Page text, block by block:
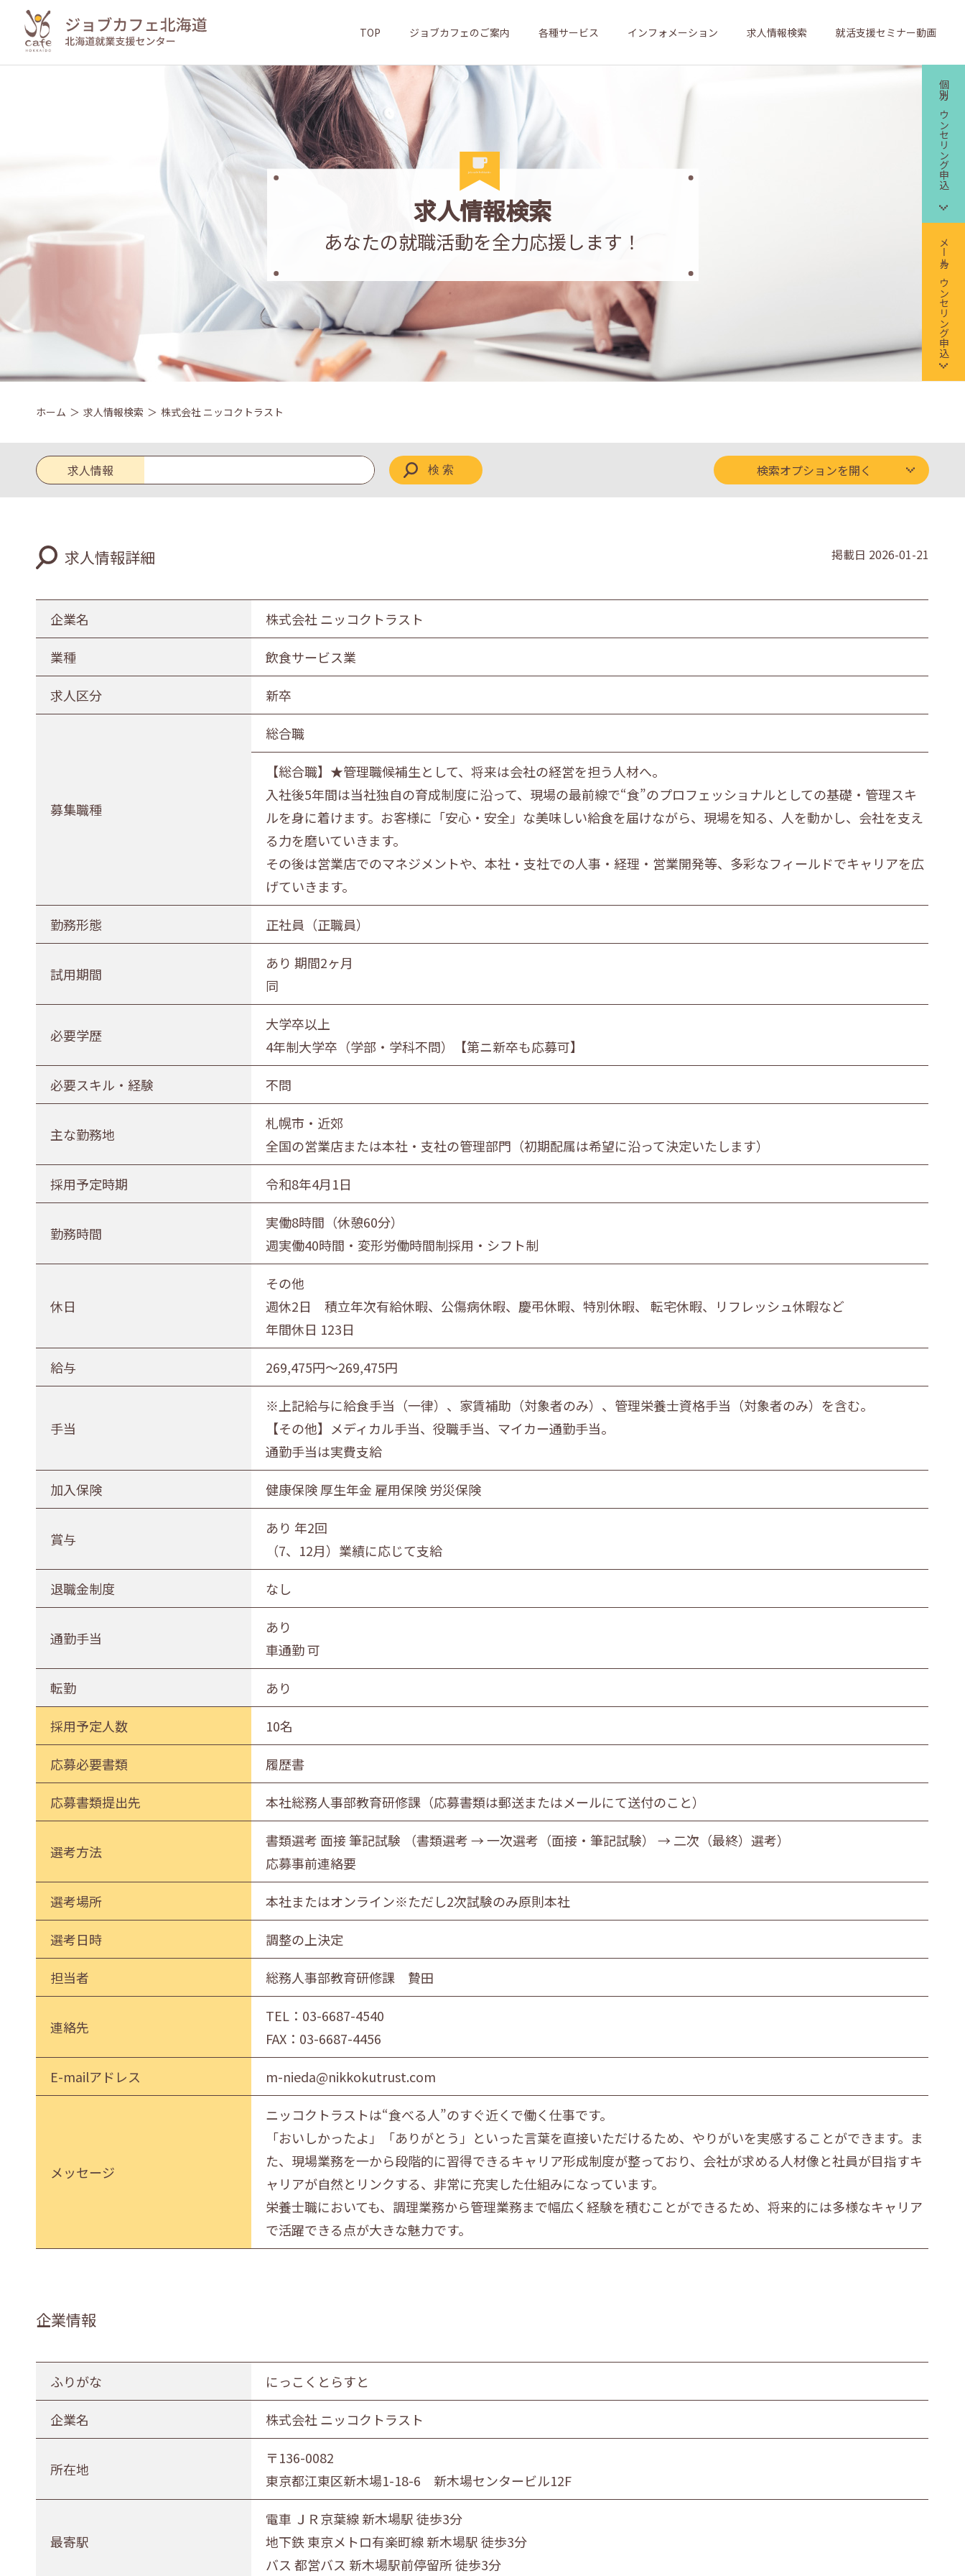
TOP ジョブカフェのご案内 各種サービス インフォメーション 求人情報検索 就活支援セミナー動画
個別カウンセリング申込
メールカウンセリング申込
求人情報検索
あなたの就職活動を全力応援します！
ホーム 求人情報検索 株式会社 ニッコクトラスト
求人情報 検索オプションを開く
求人区分
業種
農林水産業 建設業
印刷業
広告業 金属・機械製造業
その他の製造業
電気・ガス・熱供給業
通信業・情報サービス業 マスコミ
運輸業
百貨店・スーパーマーケット
娯楽業 教育・学習支援業
不動産業
宿泊業 飲食サービス業
医療業
生活関連サービス業
事務職 総合職 販売職 営業職 技術職 技能職 サービス職 その他
勤務形態
正社員（正職員）
旭川市・近郊 釧路市・近郊
求人情報詳細 掲載日 2026-01-21
企業名 株式会社 ニッコクトラスト
業種 飲食サービス業
求人区分 新卒
募集職種
総合職
【総合職】★管理職候補生として、将来は会社の経営を担う人材へ。
入社後5年間は当社独自の育成制度に沿って、現場の最前線で“食”のプロフェッショナルとしての基礎・管理スキ
ルを身に着けます。お客様に「安心・安全」な美味しい給食を届けながら、現場を知る、人を動かし、会社を支え
る力を磨いていきます。
その後は営業店でのマネジメントや、本社・支社での人事・経理・営業開発等、多彩なフィールドでキャリアを広
げていきます。
勤務形態 正社員（正職員）
試用期間
あり 期間2ヶ月
同
必要学歴
大学卒以上
4年制大学卒（学部・学科不問）【第ニ新卒も応募可】
必要スキル・経験 不問
主な勤務地
札幌市・近郊
全国の営業店または本社・支社の管理部門（初期配属は希望に沿って決定いたします）
採用予定時期 令和8年4月1日
勤務時間
実働8時間（休憩60分）
週実働40時間・変形労働時間制採用・シフト制
休日
その他
週休2日 積立年次有給休暇、公傷病休暇、慶弔休暇、特別休暇、 転宅休暇、リフレッシュ休暇など
年間休日 123日
給与 269,475円〜269,475円
手当
※上記給与に給食手当（一律）、家賃補助（対象者のみ）、管理栄養士資格手当（対象者のみ）を含む。
【その他】メディカル手当、役職手当、マイカー通勤手当。
通勤手当は実費支給
加入保険 健康保険 厚生年金 雇用保険 労災保険
賞与
あり 年2回
（7、12月）業績に応じて支給
退職金制度 なし
通勤手当
あり
車通勤 可
転勤 あり
採用予定人数 10名
応募必要書類 履歴書
応募書類提出先 本社総務人事部教育研修課（応募書類は郵送またはメールにて送付のこと）
選考方法
書類選考 面接 筆記試験 （書類選考 → 一次選考（面接・筆記試験） → 二次（最終）選考）
応募事前連絡要
選考場所 本社またはオンライン※ただし2次試験のみ原則本社
選考日時 調整の上決定
担当者 総務人事部教育研修課 贄田
連絡先
TEL： 03-6687-4540
FAX：03-6687-4456
E-mailアドレス m-nieda@nikkokutrust.com
メッセージ
ニッコクトラストは“食べる人”のすぐ近くで働く仕事です。
「おいしかったよ」「ありがとう」といった言葉を直接いただけるため、やりがいを実感することができます。ま
た、現場業務を一から段階的に習得できるキャリア形成制度が整っており、会社が求める人材像と社員が目指すキ
ャリアが自然とリンクする、非常に充実した仕組みになっています。
栄養士職においても、調理業務から管理業務まで幅広く経験を積むことができるため、将来的には多様なキャリア
で活躍できる点が大きな魅力です。
企業情報
ふりがな にっこくとらすと
企業名 株式会社 ニッコクトラスト
所在地
〒136-0082
東京都江東区新木場1-18-6 新木場センタービル12F
最寄駅
電車 ＪＲ京葉線 新木場駅 徒歩3分
地下鉄 東京メトロ有楽町線 新木場駅 徒歩3分
バス 都営バス 新木場駅前停留所 徒歩3分